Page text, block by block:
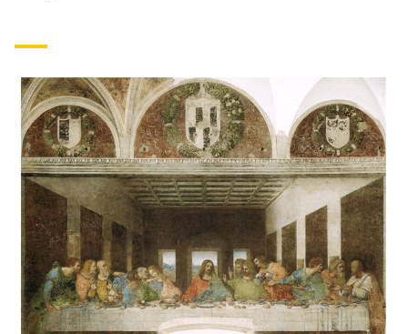
Personal
Alumni launch
Padres y familia
Vecinos launch
Mi Cuenta UC launch
Correo UC launch
Mi Portal UC launch
Medios Biblioteca launch
Donaciones launch